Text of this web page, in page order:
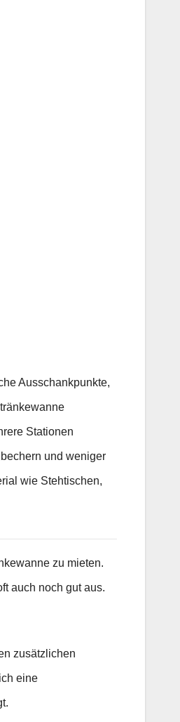
Ausschankpunkte,
Stationen
und weniger
wie Stehtischen,
zu mieten.
auch noch gut aus.
zusätzlichen
eine